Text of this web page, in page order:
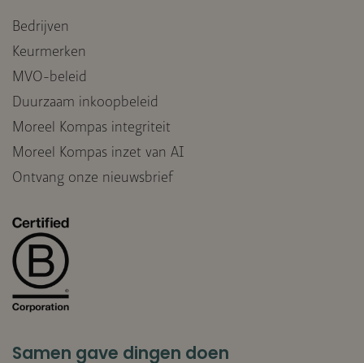
Bedrijven
Keurmerken
MVO-beleid
Duurzaam inkoopbeleid
Moreel Kompas integriteit
Moreel Kompas inzet van AI
Ontvang onze nieuwsbrief
Samen gave dingen doen